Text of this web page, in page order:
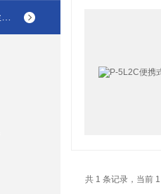
共 1 条记录，当前